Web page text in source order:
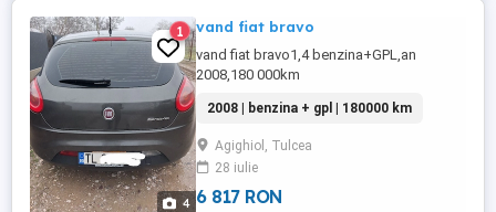
4
1 vand fiat bravo
vand fiat bravo1,4 benzina+GPL,an
2008,180 000km
2008 | benzina + gpl | 180000 km
Agighiol, Tulcea
28 iulie
6 817 RON